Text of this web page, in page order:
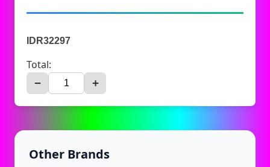
IDR32297
Total:
− +
Other Brands